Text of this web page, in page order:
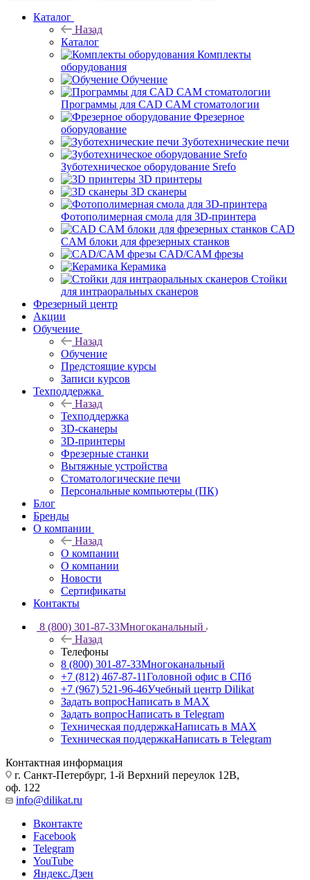
Каталог
Назад
Каталог
Комплекты
оборудования
Обучение
Программы для CAD CAM стоматологии
Фрезерное
оборудование
Зуботехнические печи
Зуботехническое оборудование Srefo
3D принтеры
3D сканеры
Фотополимерная смола для 3D-принтера
CAD
CAM блоки для фрезерных станков
CAD/CAM фрезы
Керамика
Стойки
для интраоральных сканеров
Фрезерный центр
Акции
Обучение
Назад
Обучение
Предстоящие курсы
Записи курсов
Техподдержка
Назад
Техподдержка
3D-сканеры
3D-принтеры
Фрезерные станки
Вытяжные устройства
Стоматологические печи
Персональные компьютеры (ПК)
Блог
Бренды
О компании
Назад
О компании
О компании
Новости
Сертификаты
Контакты
8 (800) 301-87-33Многоканальный
Назад
Телефоны
8 (800) 301-87-33Многоканальный
+7 (812) 467-87-11Головной офис в СПб
+7 (967) 521-96-46Учебный центр Dilikat
Задать вопросНаписать в MAX
Задать вопросНаписать в Telegram
Техническая поддержкаНаписать в MAX
Техническая поддержкаНаписать в Telegram
Контактная информация
г. Санкт-Петербург, 1-й Верхний переулок 12В,
оф. 122
info@dilikat.ru
Вконтакте
Facebook
Telegram
YouTube
Яндекс.Дзен